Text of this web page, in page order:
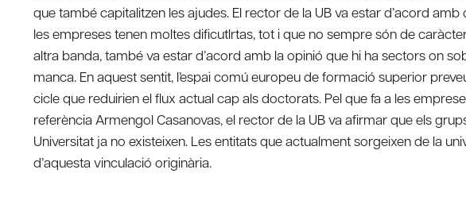
que també capitalitzen les ajudes. El rector de la UB va estar d’acord
les empreses tenen moltes dificutlrtas, tot i que no sempre són de
altra banda, també va estar d’acord amb la opinió que hi ha sectors on
manca. En aquest sentit, l’espai comú europeu de formació superior
cicle que reduirien el flux actual cap als doctorats. Pel que fa a les
referència Armengol Casanovas, el rector de la UB va afirmar que els
Universitat ja no existeixen. Les entitats que actualment sorgeixen de la
d’aquesta vinculació originària.